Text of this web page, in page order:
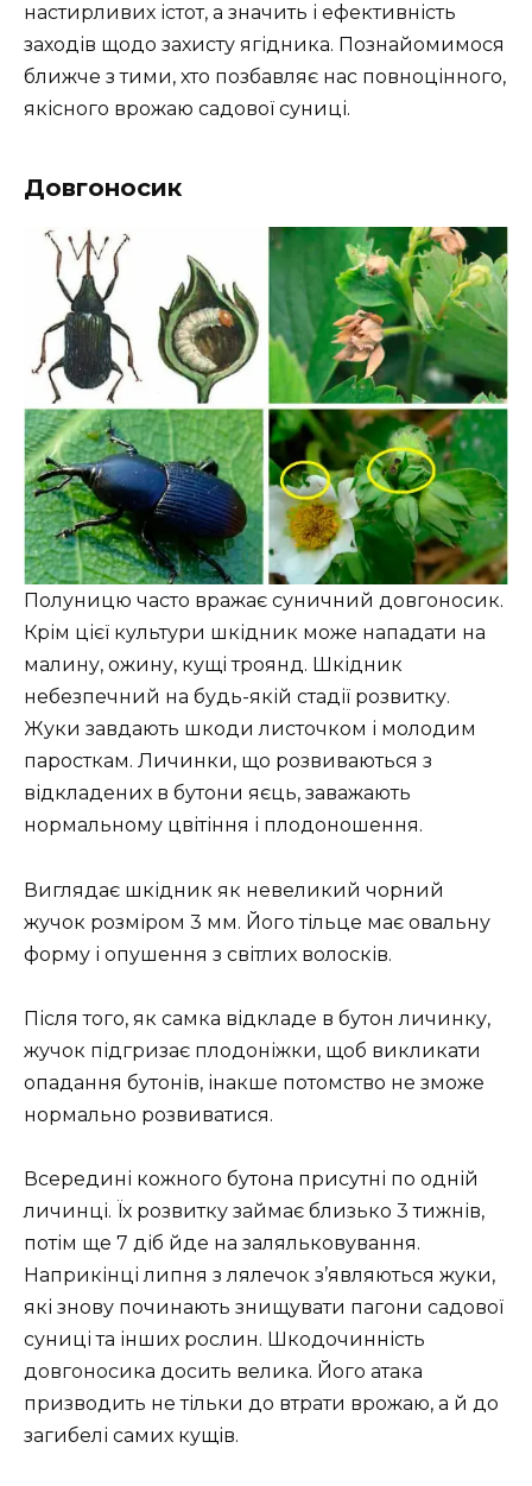
настирливих істот, а значить і ефективність
заходів щодо захисту ягідника. Познайомимося
ближче з тими, хто позбавляє нас повноцінного,
якісного врожаю садової суниці.
Довгоносик
Полуницю часто вражає суничний довгоносик.
Крім цієї культури шкідник може нападати на
малину, ожину, кущі троянд. Шкідник
небезпечний на будь-якій стадії розвитку.
Жуки завдають шкоди листочком і молодим
паросткам. Личинки, що розвиваються з
відкладених в бутони яєць, заважають
нормальному цвітіння і плодоношення.
Виглядає шкідник як невеликий чорний
жучок розміром 3 мм. Його тільце має овальну
форму і опушення з світлих волосків.
Після того, як самка відкладе в бутон личинку,
жучок підгризає плодоніжки, щоб викликати
опадання бутонів, інакше потомство не зможе
нормально розвиватися.
Всередині кожного бутона присутні по одній
личинці. Їх розвитку займає близько 3 тижнів,
потім ще 7 діб йде на заляльковування.
Наприкінці липня з лялечок з’являються жуки,
які знову починають знищувати пагони садової
суниці та інших рослин. Шкодочинність
довгоносика досить велика. Його атака
призводить не тільки до втрати врожаю, а й до
загибелі самих кущів.